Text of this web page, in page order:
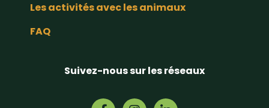
Les activités avec les animaux
FAQ
Suivez-nous sur les réseaux